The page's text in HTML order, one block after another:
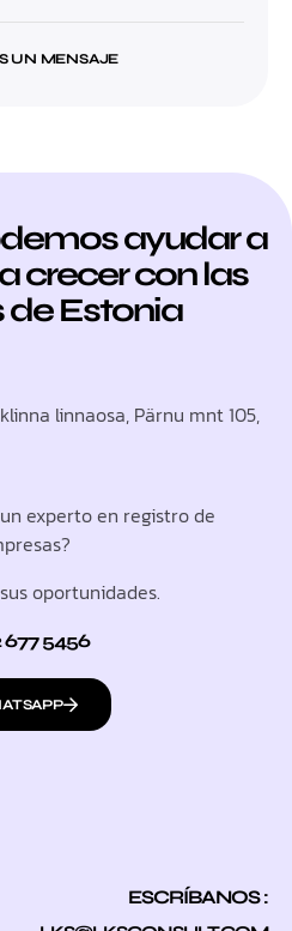
UN MENSAJE
ayudar a
crecer con las
de Estonia
linnaosa, Pärnu mnt 105,
experto en registro de
oportunidades.
677 5456
ESCRÍBANOS :